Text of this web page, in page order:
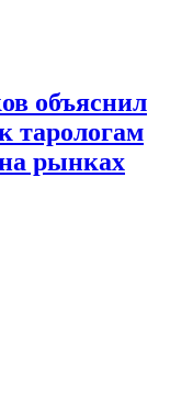
объяснил
тарологам
рынках